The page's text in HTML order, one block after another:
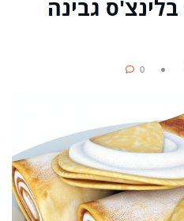
גבינה
0